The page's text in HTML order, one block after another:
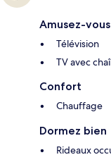
Amusez-vous
Télévision
TV avec
Confort
Chauffage
Dormez bien
Rideaux